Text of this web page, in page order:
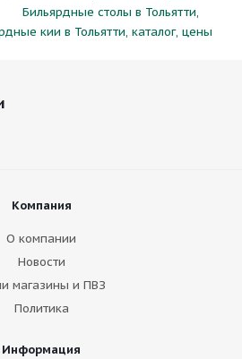
Бильярдные столы в Тольятти,
кии в Тольятти, каталог, цены
Компания
О компании
Новости
магазины и ПВЗ
Политика
Информация